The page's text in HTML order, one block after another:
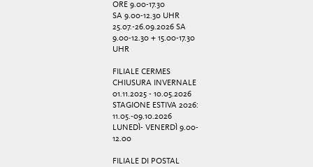
ORE 9.00-17.30
SA 9.00-12.30 UHR
25.07.-26.09.2026 SA
9.00-12.30 + 15.00-17.30
UHR
FILIALE CERMES
CHIUSURA INVERNALE
01.11.2025 - 10.05.2026
STAGIONE ESTIVA 2026:
11.05.-09.10.2026
LUNEDÌ- VENERDÌ 9.00-
12.00
FILIALE DI POSTAL